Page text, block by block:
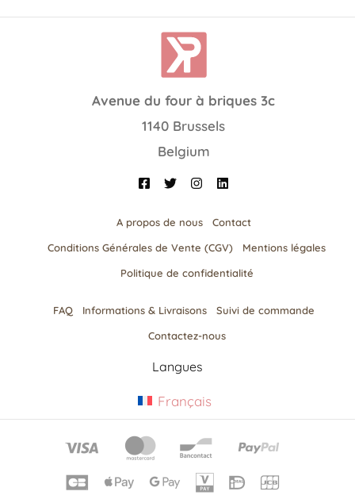
Avenue du four à briques 3c
1140 Brussels
Belgium
A propos de nous
Contact
Conditions Générales de Vente (CGV)
Mentions légales
Politique de confidentialité
FAQ Informations & Livraisons​
Suivi de commande
Contactez-nous
Langues
Français